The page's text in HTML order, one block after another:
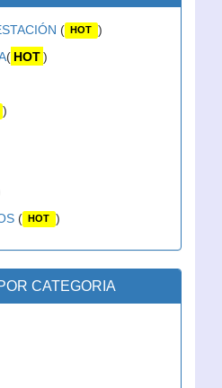
( HOT )
( HOT )
)
( HOT )
CATEGORIA